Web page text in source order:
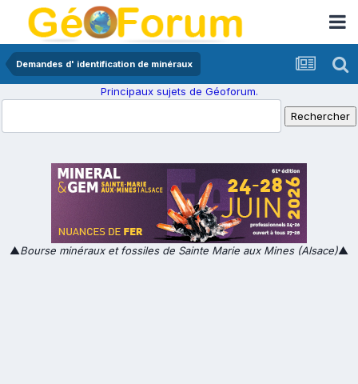
Demandes d' identification de minéraux
Principaux sujets de Géoforum.
▲Bourse minéraux et fossiles de Sainte Marie aux Mines (Alsace)▲